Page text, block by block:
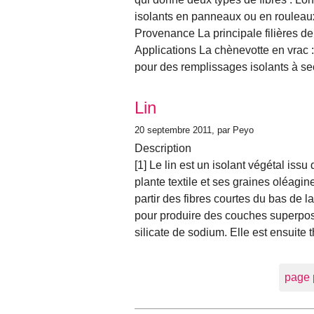
isolants en panneaux ou en
Provenance La principale filières
Applications La chènevotte en vrac
pour des remplissages isolants à
Lin
20 septembre 2011 , par Peyo
Description
[1] Le lin est un isolant végétal issu
plante textile et ses graines
partir des fibres courtes du bas de
pour produire des couches
silicate de sodium. Elle est ensuite
page